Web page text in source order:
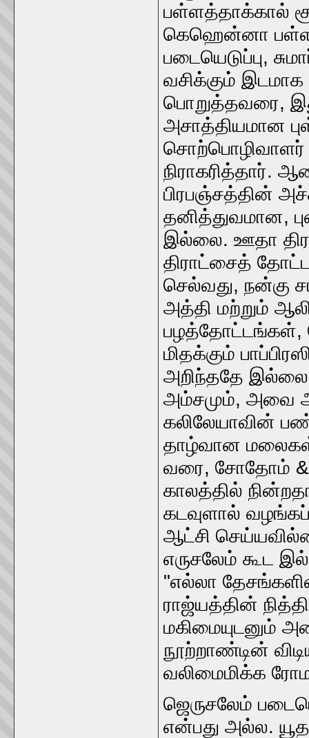
பள்ளத்தாக்கால்
கெஹென்னா
படையெடுப்பு,
வசிக்கும்
பொறுத்தவரை,
அசாத்தியமான
சொற்பொழிவாளர்
நிராகரித்தார்.
பிரபஞ்சத்தின்
தனித்துவமான,
இல்லை. ஊதா
திராட்சைத்
செல்வது, நன்கு
அத்தி மற்றும்
பழத்தோட்டங்கள்,
மிதக்கும்
அறிந்ததே இல்லை
அம்சமும், அவை
கலிலேயாவின்
தாழ்வான மலைகள்
வரை, சோதோம் &
காலத்தில்
கடவுளால்
ஆட்சி
எருசலேம் கூட
"எல்லா
ராஜ்யத்தின்
மகிமையுடனும்
நூற்றாண்டின்
வலிமைமிக்க
ஜெருசலேம்
என்பது அல்ல.